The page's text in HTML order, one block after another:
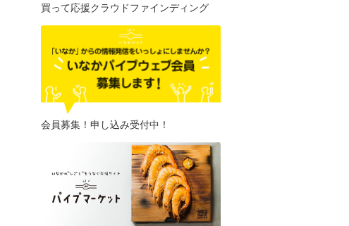
買って応援クラウドファインディング
会員募集！申し込み受付中！